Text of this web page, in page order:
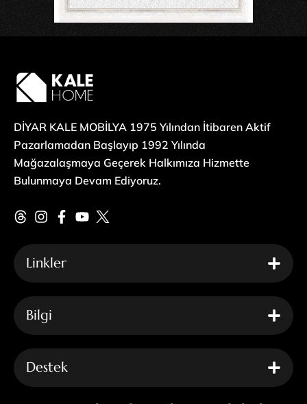
DİYAR KALE MOBİLYA 1975 Yılından İtibaren Aktif
Pazarlamadan Başlayıp 1992 Yılında
Mağazalaşmaya Geçerek Halkımıza Hizmette
Bulunmaya Devam Ediyoruz.
Linkler
Bilgi
Destek